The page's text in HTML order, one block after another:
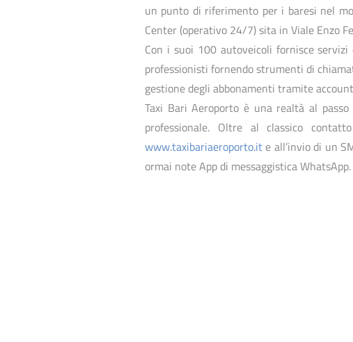
un punto di riferimento per i baresi nel
Center (operativo 24/7) sita in Viale Enzo
Con i suoi 100 autoveicoli fornisce
professionisti fornendo strumenti di
gestione degli abbonamenti tramite
Taxi Bari Aeroporto è una realtà al
professionale. Oltre al classico
www.taxibariaeroporto.it e all’invio di un
ormai note App di messaggistica WhatsApp.